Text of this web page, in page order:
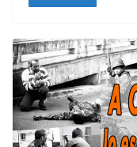
k
b
o
o
k
d
s